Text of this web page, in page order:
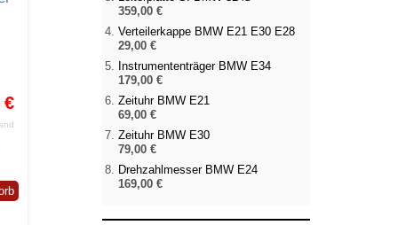
€
359,00 €
Verteilerkappe BMW E21 E30 E28
29,00 €
Instrumententräger BMW E34
179,00 €
Zeituhr BMW E21
69,00 €
Zeituhr BMW E30
79,00 €
Drehzahlmesser BMW E24
169,00 €